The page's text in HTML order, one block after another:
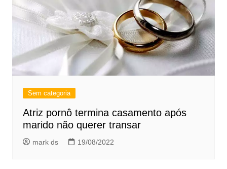
Sem categoria
Atriz pornô termina casamento após
marido não querer transar
mark ds 19/08/2022